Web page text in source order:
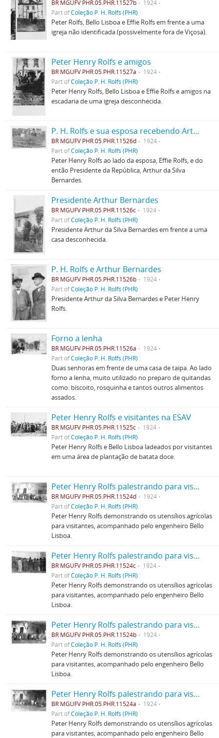
BR MGUFV PHR.05.PHR.11527b
1924
Part ofColeção P. H. Rolfs (PHR)
Peter Rolfs, Bello Lisboa e Effie Rolfs em frente a uma
igreja não identificada (possivelmente fora de Viçosa).
Peter Henry Rolfs e amigos
BR MGUFV PHR.05.PHR.11527a
1924
Part ofColeção P. H. Rolfs (PHR)
Peter Henry Rolfs, Bello Lisboa e Effie Rolfs e amigos na
escadaria de uma igreja desconhecida.
P. H. Rolfs e sua esposa recebendo Arthur Bernardes
BR MGUFV PHR.05.PHR.11526d
1924
Part ofColeção P. H. Rolfs (PHR)
Peter Henry Rolfs ao lado da esposa, Effie Rolfs, e do
então Presidente da República, Arthur da Silva
Bernardes.
Presidente Arthur Bernardes
BR MGUFV PHR.05.PHR.11526c
1924
Part ofColeção P. H. Rolfs (PHR)
Presidente Arthur da Silva Bernardes em frente a uma
casa desconhecida.
P. H. Rolfs e Arthur Bernardes
BR MGUFV PHR.05.PHR.11526b
1924
Part ofColeção P. H. Rolfs (PHR)
Presidente Arthur da Silva Bernardes e Peter Henry
Rolfs.
Forno a lenha
BR MGUFV PHR.05.PHR.11526a
1924
Part ofColeção P. H. Rolfs (PHR)
Duas senhoras em frente de uma casa de taipa. Ao lado
forno a lenha, muito utilizado no preparo de quitandas
como: biscoito, rosquinha e tantos outros alimentos
assados.
Peter Henry Rolfs e visitantes na ESAV
BR MGUFV PHR.05.PHR.11525c
1924
Part ofColeção P. H. Rolfs (PHR)
Peter Henry Rolfs e Bello Lisboa ladeados por visitantes
em uma área de plantação de batata doce.
Peter Henry Rolfs palestrando para visitantes
BR MGUFV PHR.05.PHR.11524d
1924
Part ofColeção P. H. Rolfs (PHR)
Peter Henry Rolfs demonstrando os utensílios agrícolas
para visitantes, acompanhado pelo engenheiro Bello
Lisboa.
Peter Henry Rolfs palestrando para visitantes
BR MGUFV PHR.05.PHR.11524c
1924
Part ofColeção P. H. Rolfs (PHR)
Peter Henry Rolfs demonstrando os utensílios agrícolas
para visitantes, acompanhado pelo engenheiro Bello
Lisboa.
Peter Henry Rolfs palestrando para visitantes
BR MGUFV PHR.05.PHR.11524b
1924
Part ofColeção P. H. Rolfs (PHR)
Peter Henry Rolfs demonstrando os utensílios agrícolas
para visitantes, acompanhado pelo engenheiro Bello
Lisboa.
Peter Henry Rolfs palestrando para visitantes
BR MGUFV PHR.05.PHR.11524a
1924
Part ofColeção P. H. Rolfs (PHR)
Peter Henry Rolfs demonstrando os utensílios agrícolas
para visitantes, acompanhado pelo engenheiro Bello